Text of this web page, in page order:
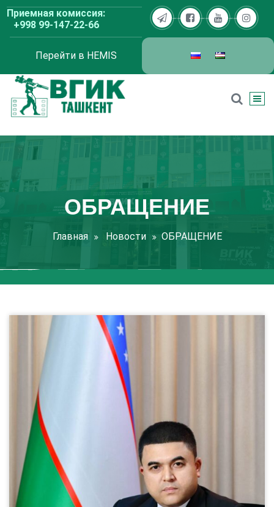
Перейти
содержимому
Приемная комиссия:
+998 99-147-22-66
Перейти в HEMIS
ОБРАЩЕНИЕ
Главная Новости ОБРАЩЕНИЕ